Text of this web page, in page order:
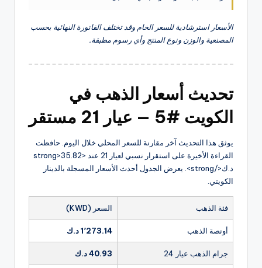
الأسعار استرشادية للسعر الخام وقد تختلف الفاتورة النهائية بحسب
المصنعية والوزن ونوع المنتج وأي رسوم مطبقة.
تحديث أسعار الذهب في
الكويت #5 — عيار 21 مستقر
يوثق هذا التحديث آخر مقارنة للسعر المحلي خلال اليوم. حافظت
القراءة الأخيرة على استقرار نسبي لعيار 21 عند <strong>35.82
د.ك</strong>. يعرض الجدول أحدث الأسعار المسجلة بالدينار
الكويتي.
فئة الذهب السعر (KWD)
أونصة الذهب 1٬273.14 د.ك
جرام الذهب عيار 24 40.93 د.ك